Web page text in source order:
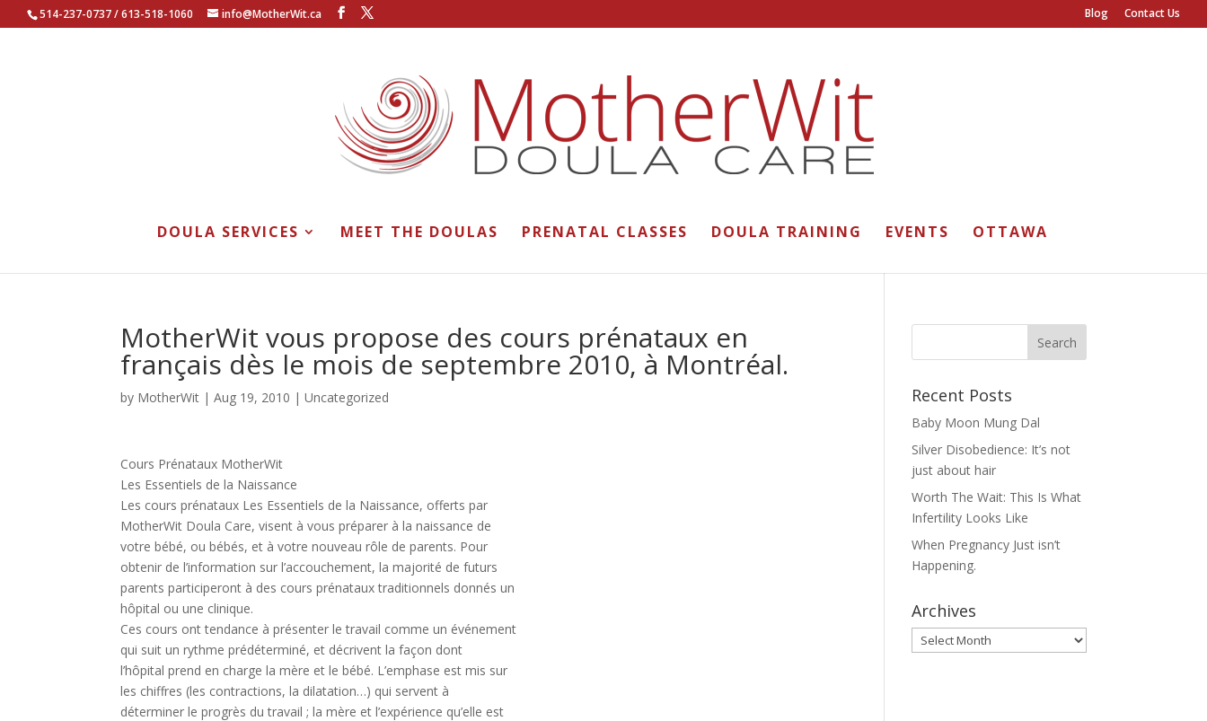
514-237-0737 / 613-518-1060 info@MotherWit.ca Blog Contact Us
DOULA SERVICES MEET THE DOULAS PRENATAL CLASSES DOULA TRAINING EVENTS OTTAWA
MotherWit vous propose des cours prénataux en
français dès le mois de septembre 2010, à Montréal.
by MotherWit |Aug 19, 2010 |Uncategorized
Cours Prénataux MotherWit
Les Essentiels de la Naissance
Les cours prénataux Les Essentiels de la Naissance, offerts par
MotherWit Doula Care, visent à vous préparer à la naissance de
votre bébé, ou bébés, et à votre nouveau rôle de parents. Pour
obtenir de l’information sur l’accouchement, la majorité de futurs
parents participeront à des cours prénataux traditionnels donnés un
hôpital ou une clinique.
Ces cours ont tendance à présenter le travail comme un événement
qui suit un rythme prédéterminé, et décrivent la façon dont
l’hôpital prend en charge la mère et le bébé. L’emphase est mis sur
les chiffres (les contractions, la dilatation…) qui servent à
déterminer le progrès du travail ; la mère et l’expérience qu’elle est
Recent Posts
Baby Moon Mung Dal
Silver Disobedience: It’s not
just about hair
Worth The Wait: This Is What
Infertility Looks Like
When Pregnancy Just isn’t
Happening.
Archives
Archives